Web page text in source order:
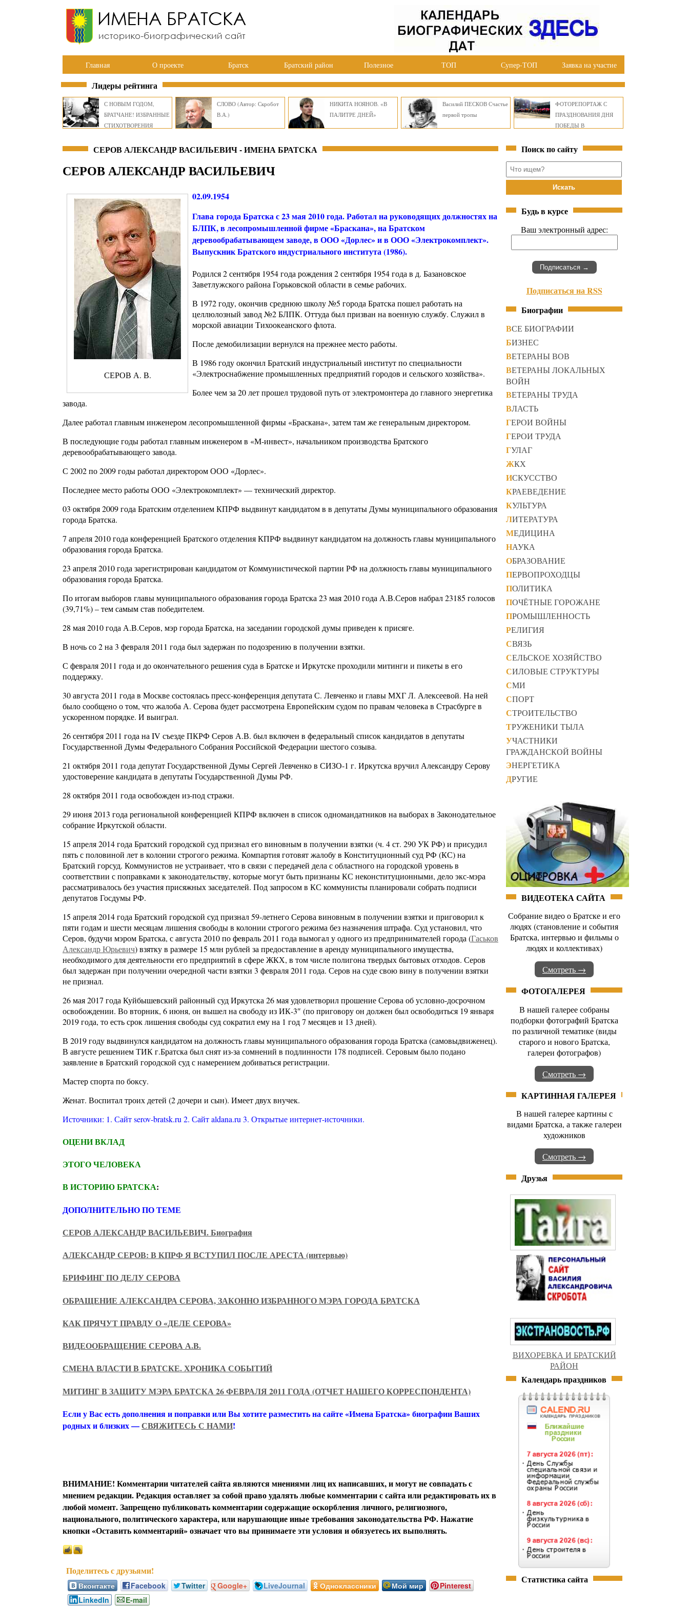
Главная О проекте Братск Братский район Полезное ТОП Супер-ТОП Заявка на участие
Лидеры рейтинга
С НОВЫМ ГОДОМ,
БРАТЧАНЕ! ИЗБРАННЫЕ
СТИХОТВОРЕНИЯ
СЛОВО (Автор: Скробот
В.А.)
НИКИТА НОЯНОВ. «В
ПАЛИТРЕ ДНЕЙ»
Василий ПЕСКОВ Счастье
первой тропы
ФОТОРЕПОРТАЖ С
ПРАЗДНОВАНИЯ ДНЯ
ПОБЕДЫ В
ОКРУГЕ БРАТСКА
СЕРОВ АЛЕКСАНДР ВАСИЛЬЕВИЧ - ИМЕНА БРАТСКА
СЕРОВ АЛЕКСАНДР ВАСИЛЬЕВИЧ
СЕРОВ А. В.
02.09.1954
Глава города Братска с 23 мая 2010 года. Работал на руководящих должностях на
БЛПК, в лесопромышленной фирме «Браскана», на Братском
деревообрабатывающем заводе, в ООО «Дорлес» и в ООО «Электрокомплект».
Выпускник Братского индустриального института (1986).
Родился 2 сентября 1954 года рождения 2 сентября 1954 года в д. Базановское
Заветлужского района Горьковской области в семье рабочих.
В 1972 году, окончив среднюю школу №5 города Братска пошел работать на
целлюлозный завод №2 БЛПК. Оттуда был призван на военную службу. Служил в
морской авиации Тихоокеанского флота.
После демобилизации вернулся на прежнее место работы.
В 1986 году окончил Братский индустриальный институт по специальности
«Электроснабжение промышленных предприятий городов и сельского хозяйства».
Более чем за 20 лет прошел трудовой путь от электромонтера до главного энергетика
завода.
Далее работал главным инженером лесопромышленной фирмы «Браскана», затем там же генеральным директором.
В последующие годы работал главным инженером в «М-инвест», начальником производства Братского
деревообрабатывающего завода.
С 2002 по 2009 годы работал директором ООО «Дорлес».
Последнее место работы ООО «Электрокомплект» — технический директор.
03 октября 2009 года Братским отделением КПРФ выдвинут кандидатом в в депутаты Думы муниципального образования
города Братска.
7 апреля 2010 года конференцией Братского отделения КПРФ выдвинут кандидатом на должность главы муниципального
образования города Братска.
23 апреля 2010 года зарегистрирован кандидатом от Коммунистической партии РФ на должность главы муниципального
образования города Братска.
По итогам выборов главы муниципального образования города Братска 23 мая 2010 года А.В.Серов набрал 23185 голосов
(39,71%) – тем самым став победителем.
28 мая 2010 года А.В.Серов, мэр города Братска, на заседании городской думы приведен к присяге.
В ночь со 2 на 3 февраля 2011 года был задержан по подозрению в получении взятки.
С февраля 2011 года и до окончательного решения суда в Братске и Иркутске проходили митинги и пикеты в его
поддержку.
30 августа 2011 года в Москве состоялась пресс-конференция депутата С. Левченко и главы МХГ Л. Алексеевой. На ней
было сообщено о том, что жалоба А. Серова будет рассмотрена Европейским судом по правам человека в Страсбурге в
ускоренном порядке. И выиграл.
26 сентября 2011 года на IV съезде ПКРФ Серов А.В. был включен в федеральный список кандидатов в депутаты
Государственной Думы Федерального Собрания Российской Федерации шестого созыва.
21 октября 2011 года депутат Государственной Думы Сергей Левченко в СИЗО-1 г. Иркутска вручил Александру Серову
удостоверение кандидата в депутаты Государственной Думы РФ.
28 октября 2011 года освобожден из-под стражи.
29 июня 2013 года региональной конференцией КПРФ включен в список одномандатников на выборах в Законодательное
собрание Иркутской области.
15 апреля 2014 года Братский городской суд признал его виновным в получении взятки (ч. 4 ст. 290 УК РФ) и присудил
пять с половиной лет в колонии строгого режима. Компартия готовят жалобу в Конституционный суд РФ (КС) на
Братский горсуд. Коммунистов не устраивает, что в связи с передачей дела с областного на городской уровень в
соответствии с поправками к законодательству, которые могут быть признаны КС неконституционными, дело экс-мэра
рассматривалось без участия присяжных заседателей. Под запросом в КС коммунисты планировали собрать подписи
депутатов Госдумы РФ.
15 апреля 2014 года Братский городской суд признал 59-летнего Серова виновным в получении взятки и приговорил к
пяти годам и шести месяцам лишения свободы в колонии строгого режима без назначения штрафа. Суд установил, что
Серов, будучи мэром Братска, с августа 2010 по февраль 2011 года вымогал у одного из предпринимателей города (Гаськов
Александр Юрьевич) взятку в размере 15 млн рублей за предоставление в аренду муниципального имущества,
необходимого для деятельности его предприятий в сфере ЖКХ, в том числе полигона твердых бытовых отходов. Серов
был задержан при получении очередной части взятки 3 февраля 2011 года. Серов на суде свою вину в получении взятки
не признал.
26 мая 2017 года Куйбышевский районный суд Иркутска 26 мая удовлетворил прошение Серова об условно-досрочном
освобождении. Во вторник, 6 июня, он вышел на свободу из ИК-3″ (по приговору он должен был освободиться 19 января
2019 года, то есть срок лишения свободы суд сократил ему на 1 год 7 месяцев и 13 дней).
В 2019 году выдвинулся кандидатом на должность главы муниципального образования города Братска (самовыдвиженец).
В августе решением ТИК г.Братска был снят из-за сомнений в подлинности 178 подписей. Серовым было подано
заявление в Братский городской суд с намерением добиваться регистрации.
Мастер спорта по боксу.
Женат. Воспитал троих детей (2 дочери и сын). Имеет двух внучек.
Источники: 1. Сайт serov-bratsk.ru 2. Сайт aldana.ru 3. Открытые интернет-источники.
ОЦЕНИ ВКЛАД
ЭТОГО ЧЕЛОВЕКА
В ИСТОРИЮ БРАТСКА:
ДОПОЛНИТЕЛЬНО ПО ТЕМЕ
СЕРОВ АЛЕКСАНДР ВАСИЛЬЕВИЧ. Биография
АЛЕКСАНДР СЕРОВ: В КПРФ Я ВСТУПИЛ ПОСЛЕ АРЕСТА (интервью)
БРИФИНГ ПО ДЕЛУ СЕРОВА
ОБРАЩЕНИЕ АЛЕКСАНДРА СЕРОВА, ЗАКОННО ИЗБРАННОГО МЭРА ГОРОДА БРАТСКА
КАК ПРЯЧУТ ПРАВДУ О «ДЕЛЕ СЕРОВА»
ВИДЕООБРАЩЕНИЕ СЕРОВА А.В.
СМЕНА ВЛАСТИ В БРАТСКЕ. ХРОНИКА СОБЫТИЙ
МИТИНГ В ЗАЩИТУ МЭРА БРАТСКА 26 ФЕВРАЛЯ 2011 ГОДА (ОТЧЕТ НАШЕГО КОРРЕСПОНДЕНТА)
Если у Вас есть дополнения и поправки или Вы хотите разместить на сайте «Имена Братска» биографии Ваших
родных и близких —СВЯЖИТЕСЬ С НАМИ!
ВНИМАНИЕ! Комментарии читателей сайта являются мнениями лиц их написавших, и могут не совпадать с
мнением редакции. Редакция оставляет за собой право удалять любые комментарии с сайта или редактировать их в
любой момент. Запрещено публиковать комментарии содержащие оскорбления личного, религиозного,
национального, политического характера, или нарушающие иные требования законодательства РФ. Нажатие
кнопки «Оставить комментарий» означает что вы принимаете эти условия и обязуетесь их выполнять.
Вконтакте Facebook Twitter Google+ LiveJournal Одноклассники Мой мир
Pinterest
LinkedIn
E-mail
Поиск по сайту
Будь в курсе
Ваш электронный адрес:
Подписаться на RSS
Биографии
ВСЕ БИОГРАФИИ
БИЗНЕС
ВЕТЕРАНЫ ВОВ
ВЕТЕРАНЫ ЛОКАЛЬНЫХ
ВОЙН
ВЕТЕРАНЫ ТРУДА
ВЛАСТЬ
ГЕРОИ ВОЙНЫ
ГЕРОИ ТРУДА
ГУЛАГ
ЖКХ
ИСКУССТВО
КРАЕВЕДЕНИЕ
КУЛЬТУРА
ЛИТЕРАТУРА
МЕДИЦИНА
НАУКА
ОБРАЗОВАНИЕ
ПЕРВОПРОХОДЦЫ
ПОЛИТИКА
ПОЧЁТНЫЕ ГОРОЖАНЕ
ПРОМЫШЛЕННОСТЬ
РЕЛИГИЯ
СВЯЗЬ
СЕЛЬСКОЕ ХОЗЯЙСТВО
СИЛОВЫЕ СТРУКТУРЫ
СМИ
СПОРТ
СТРОИТЕЛЬСТВО
ТРУЖЕНИКИ ТЫЛА
УЧАСТНИКИ
ГРАЖДАНСКОЙ ВОЙНЫ
ЭНЕРГЕТИКА
ДРУГИЕ
ВИДЕОТЕКА САЙТА
Собрание видео о Братске и его
людях (становление и события
Братска, интервью и фильмы о
людях и коллективах)
Смотреть →
ФОТОГАЛЕРЕЯ
В нашей галерее собраны
подборки фотографий Братска
по различной тематике (виды
старого и нового Братска,
галереи фотографов)
Смотреть →
КАРТИННАЯ ГАЛЕРЕЯ
В нашей галерее картины с
видами Братска, а также галереи
художников
Смотреть →
Друзья
ВИХОРЕВКА И БРАТСКИЙ
РАЙОН
Календарь праздников
Статистика сайта